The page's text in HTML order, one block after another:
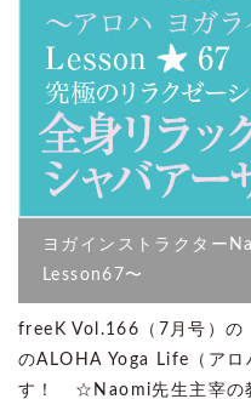
ヨガインストラクター
Lesson67〜
freeK Vol.166（7月号）の
のALOHA Yoga Life（アロ
す！ ☆Naomi先生主宰の